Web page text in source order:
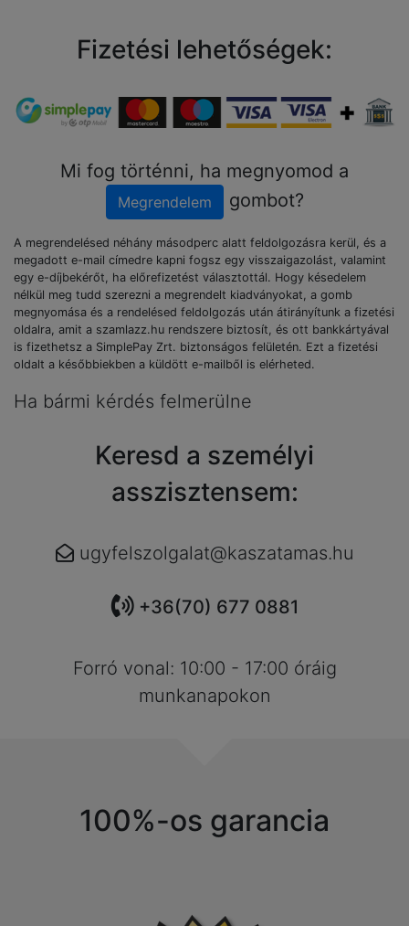
Fizetési lehetőségek:
Mi fog történni, ha megnyomod a
Megrendelem gombot?
A megrendelésed néhány másodperc alatt feldolgozásra kerül, és a
megadott e-mail címedre kapni fogsz egy visszaigazolást, valamint
egy e-díjbekérőt, ha előrefizetést választottál. Hogy késedelem
nélkül meg tudd szerezni a megrendelt kiadványokat, a gomb
megnyomása és a rendelésed feldolgozás után átirányítunk a fizetési
oldalra, amit a szamlazz.hu rendszere biztosít, és ott bankkártyával
is fizethetsz a SimplePay Zrt. biztonságos felületén. Ezt a fizetési
oldalt a későbbiekben a küldött e-mailből is elérheted.
Ha bármi kérdés felmerülne
Keresd a személyi
asszisztensem:
ugyfelszolgalat@kaszatamas.hu
+36(70) 677 0881
Forró vonal: 10:00 - 17:00 óráig
munkanapokon
100%-os garancia